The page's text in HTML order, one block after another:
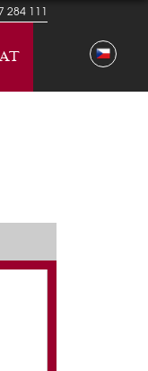
284 111